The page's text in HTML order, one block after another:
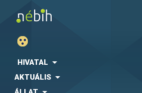
HIVATAL
AKTUÁLIS